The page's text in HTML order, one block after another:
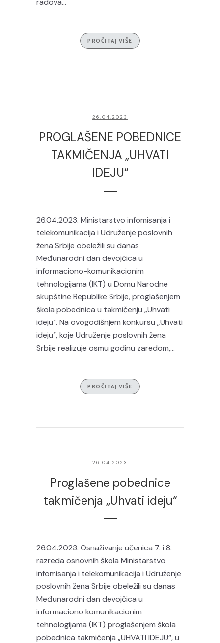
PROČITAJ VIŠE
26.04.2023
PROGLAŠENE POBEDNICE
TAKMIČENJA „UHVATI
IDEJU“
26.04.2023. Ministarstvo infomisanja i
telekomunikacija i Udruženje poslovnih
žena Srbije obeležili su danas
Međunarodni dan devojčica u
informaciono-komunikacionim
tehnologijama (IKT) u Domu Narodne
skupštine Republike Srbije, proglašenjem
škola pobednica u takmičenju „Uhvati
ideju“. Na ovogodišnjem konkursu „Uhvati
ideju“, koje Udruženje poslovnih žena
Srbije realizuje osmu godinu zaredom,...
PROČITAJ VIŠE
26.04.2023
Proglašene pobednice
takmičenja „Uhvati ideju“
26.04.2023. Osnaživanje učenica 7. i 8.
razreda osnovnih škola Ministarstvo
infomisanja i telekomunikacija i Udruženje
poslovnih žena Srbije obeležili su danas
Međunarodni dan devojčica u
informaciono komunikacionim
tehnologijama (IKT) proglašenjem škola
pobednica takmičenja „UHVATI IDEJU“, u